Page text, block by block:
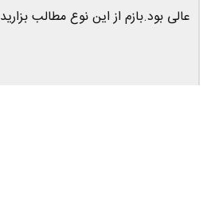
عالی بود.بازم از این نوع مطالب بزارید